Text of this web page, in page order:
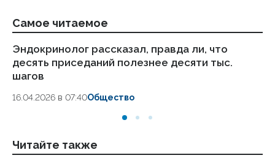
Самое читаемое
Эндокринолог рассказал, правда ли, что
десять приседаний полезнее десяти тыс.
шагов
16.04.2026 в 07:40Общество
Читайте также